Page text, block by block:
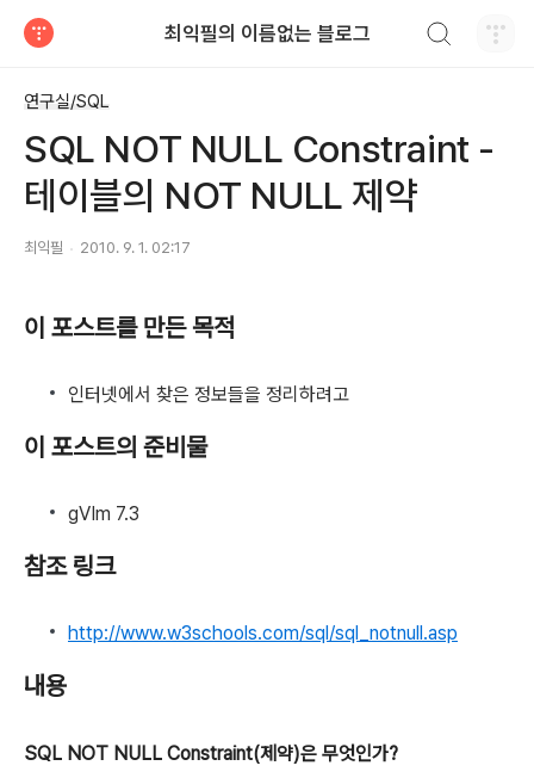
최익필의 이름없는 블로그
연구실/SQL
SQL NOT NULL Constraint -
테이블의 NOT NULL 제약
최익필 2010. 9. 1. 02:17
이 포스트를 만든 목적
인터넷에서 찾은 정보들을 정리하려고
이 포스트의 준비물
gVIm 7.3
참조 링크
http://www.w3schools.com/sql/sql_notnull.asp
내용
SQL NOT NULL Constraint(제약)은 무엇인가?